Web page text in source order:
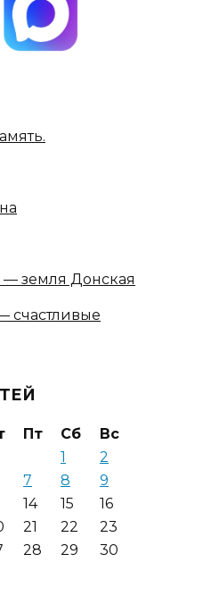
земля Донская
счастливые
Пт Сб
Вс
1
2
7 8
9
14 15
16
21 22
23
28 29
30